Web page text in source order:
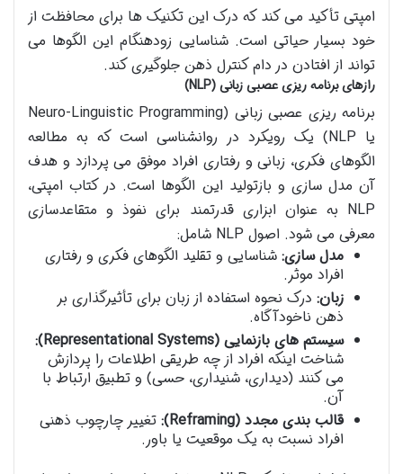
امپتی تأکید می کند که درک این تکنیک ها برای محافظت از
خود بسیار حیاتی است. شناسایی زودهنگام این الگوها می
تواند از افتادن در دام کنترل ذهن جلوگیری کند.
رازهای برنامه ریزی عصبی زبانی (NLP)
برنامه ریزی عصبی زبانی (Neuro-Linguistic Programming
یا NLP) یک رویکرد در روانشناسی است که به مطالعه
الگوهای فکری، زبانی و رفتاری افراد موفق می پردازد و هدف
آن مدل سازی و بازتولید این الگوها است. در کتاب امپتی،
NLP به عنوان ابزاری قدرتمند برای نفوذ و متقاعدسازی
معرفی می شود. اصول NLP شامل:
مدل سازی: شناسایی و تقلید الگوهای فکری و رفتاری
افراد موثر.
زبان: درک نحوه استفاده از زبان برای تأثیرگذاری بر
ذهن ناخودآگاه.
سیستم های بازنمایی (Representational Systems):
شناخت اینکه افراد از چه طریقی اطلاعات را پردازش
می کنند (دیداری، شنیداری، حسی) و تطبیق ارتباط با
آن.
قالب بندی مجدد (Reframing):
تغییر چارچوب ذهنی
افراد نسبت به یک موقعیت یا باور.